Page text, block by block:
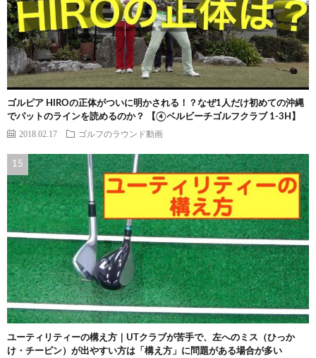
ゴルピア HIROの正体がついに明かされる！？なぜ1人だけ初めての沖縄
でパットのラインを読めるのか？ 【④ベルビーチゴルフクラブ 1-3H】
2018.02.17 ゴルフのラウンド動画
ユーティリティーの構え方｜UTクラブが苦手で、左へのミス（ひっか
け・チーピン）が出やすい方は「構え方」に問題がある場合が多い